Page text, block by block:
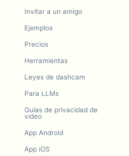
Invitar a un amigo
Ejemplos
Precios
Herramientas
Leyes de dashcam
Para LLMs
Guías de privacidad de
video
App Android
App iOS